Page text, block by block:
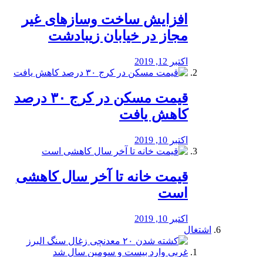
افزایش ساخت وسازهای غیر
مجاز در خیابان زیبادشت
اکتبر 12, 2019
️قیمت مسکن در کرج ۳۰ درصد
کاهش یافت
اکتبر 10, 2019
قیمت خانه تا آخر سال کاهشی
است
اکتبر 10, 2019
اشتغال